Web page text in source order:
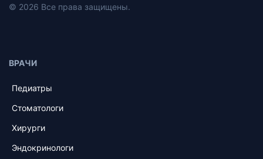
© 2026 Все права защищены.
ВРАЧИ
Педиатры
Стоматологи
Хирурги
Эндокринологи